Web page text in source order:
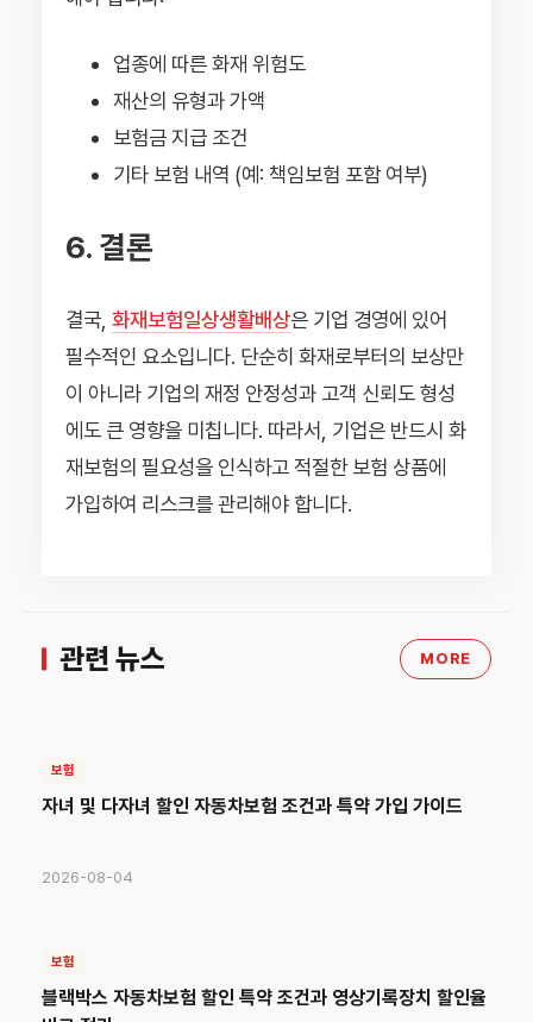
업종에 따른 화재 위험도
재산의 유형과 가액
보험금 지급 조건
기타 보험 내역 (예: 책임보험 포함 여부)
6. 결론
결국, 화재보험일상생활배상은 기업 경영에 있어
필수적인 요소입니다. 단순히 화재로부터의 보상만
이 아니라 기업의 재정 안정성과 고객 신뢰도 형성
에도 큰 영향을 미칩니다. 따라서, 기업은 반드시 화
재보험의 필요성을 인식하고 적절한 보험 상품에
가입하여 리스크를 관리해야 합니다.
관련 뉴스 MORE
보험
자녀 및 다자녀 할인 자동차보험 조건과 특약 가입 가이드
2026-08-04
보험
블랙박스 자동차보험 할인 특약 조건과 영상기록장치 할인율